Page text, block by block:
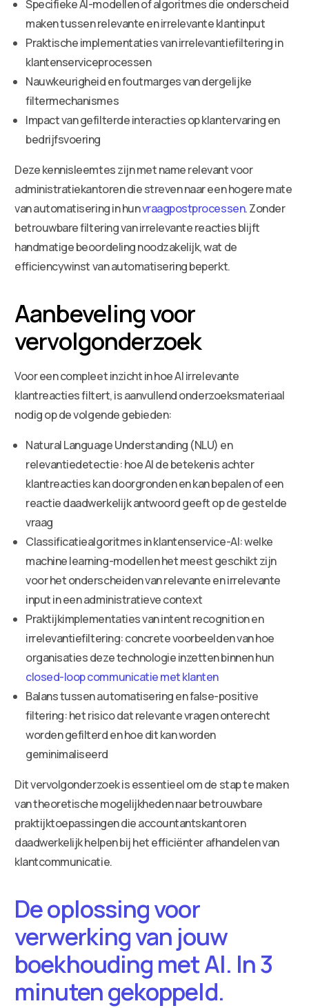
Specifieke AI-modellen of algoritmes die onderscheid
maken tussen relevante en irrelevante klantinput
Praktische implementaties van irrelevantiefiltering in
klantenserviceprocessen
Nauwkeurigheid en foutmarges van dergelijke
filtermechanismes
Impact van gefilterde interacties op klantervaring en
bedrijfsvoering
Deze kennisleemtes zijn met name relevant voor
administratiekantoren die streven naar een hogere mate
van automatisering in hunvraagpostprocessen. Zonder
betrouwbare filtering van irrelevante reacties blijft
handmatige beoordeling noodzakelijk, wat de
efficiencywinst van automatisering beperkt.
Aanbeveling voor
vervolgonderzoek
Voor een compleet inzicht in hoe AI irrelevante
klantreacties filtert, is aanvullend onderzoeksmateriaal
nodig op de volgende gebieden:
Natural Language Understanding (NLU) en
relevantiedetectie: hoe AI de betekenis achter
klantreacties kan doorgronden en kan bepalen of een
reactie daadwerkelijk antwoord geeft op de gestelde
vraag
Classificatiealgoritmes in klantenservice-AI: welke
machine learning-modellen het meest geschikt zijn
voor het onderscheiden van relevante en irrelevante
input in een administratieve context
Praktijkimplementaties van intent recognition en
irrelevantiefiltering: concrete voorbeelden van hoe
organisaties deze technologie inzetten binnen hun
closed-loop communicatie met klanten
Balans tussen automatisering en false-positive
filtering: het risico dat relevante vragen onterecht
worden gefilterd en hoe dit kan worden
geminimaliseerd
Dit vervolgonderzoek is essentieel om de stap te maken
van theoretische mogelijkheden naar betrouwbare
praktijktoepassingen die accountantskantoren
daadwerkelijk helpen bij het efficiënter afhandelen van
klantcommunicatie.
De oplossing voor
verwerking van jouw
boekhouding met AI. In 3
minuten gekoppeld.